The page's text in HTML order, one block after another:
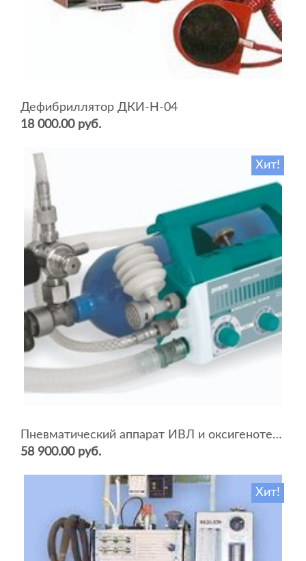
Дефибриллятор ДКИ-Н-04
18 000.00 руб.
Хит!
Пневматический аппарат ИВЛ и оксигенотерапии портативный АИВЛп-2/20-«ТМТ»
58 900.00 руб.
Хит!